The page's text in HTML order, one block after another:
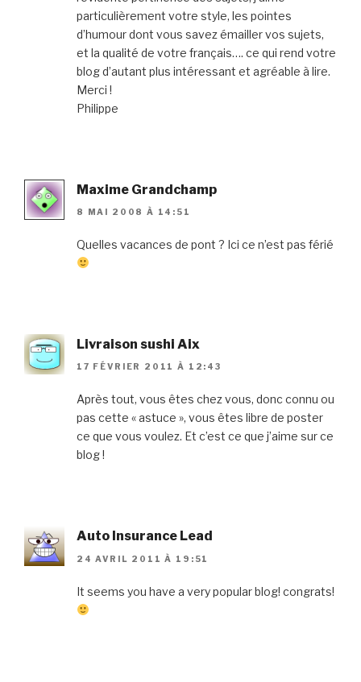
particulièrement votre style, les pointes
d’humour dont vous savez émailler vos sujets,
et la qualité de votre français…. ce qui rend votre
blog d’autant plus intéressant et agréable à lire.
Merci !
Philippe
Maxime Grandchamp
8 MAI 2008 À 14:51
Quelles vacances de pont ? Ici ce n’est pas férié
Livraison sushi Aix
17 FÉVRIER 2011 À 12:43
Après tout, vous êtes chez vous, donc connu ou
pas cette « astuce », vous êtes libre de poster
ce que vous voulez. Et c’est ce que j’aime sur ce
blog !
Auto Insurance Lead
24 AVRIL 2011 À 19:51
It seems you have a very popular blog! congrats!